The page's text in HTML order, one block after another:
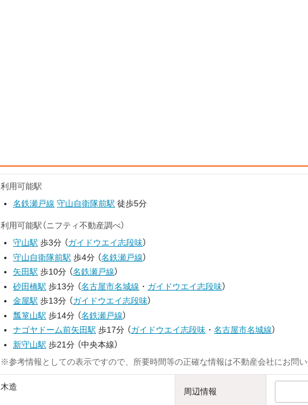
利用可能駅
名鉄瀬戸線 守山自衛隊前駅 徒歩5分
利用可能駅（ニフティ不動産調べ）
守山駅 歩3分 （ガイドウエイ志段味）
守山自衛隊前駅 歩4分 （名鉄瀬戸線）
矢田駅 歩10分 （名鉄瀬戸線）
砂田橋駅 歩13分 （名古屋市名城線 ・ ガイドウエイ志段味）
金屋駅 歩13分 （ガイドウエイ志段味）
瓢箪山駅 歩14分 （名鉄瀬戸線）
ナゴヤドーム前矢田駅 歩17分 （ガイドウエイ志段味 ・ 名古屋市名城線）
新守山駅 歩21分 （中央本線）
※参考情報としての表示ですので、所要時間等の正確な情報は不動産会社にお問い
木造 周辺情報